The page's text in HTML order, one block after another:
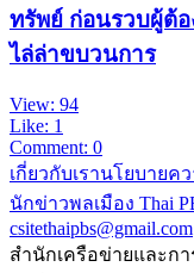
ทรัพย์ ก่อนรวบผู้ต้
ไล่ล่าขบวนการ
View: 94
Like: 1
Comment: 0
เกี่ยวกับเรานโยบายค
นักข่าวพลเมือง Thai
csitethaipbs@gmail.com
สำนักเครือข่ายและก